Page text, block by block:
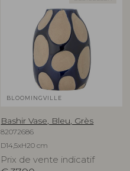
BLOOMINGVILLE
Bashir Vase, Bleu, Grès
82072686
D14,5xH20 cm
Prix de vente indicatif